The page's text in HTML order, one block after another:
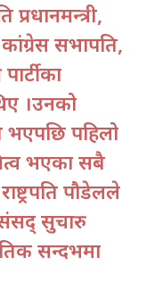
प्रधानमन्त्री,
सभापति,
।उनको
भएपछि पहिलो
भएका सबै
पौडेलले
सुचारु
सन्दर्भमा